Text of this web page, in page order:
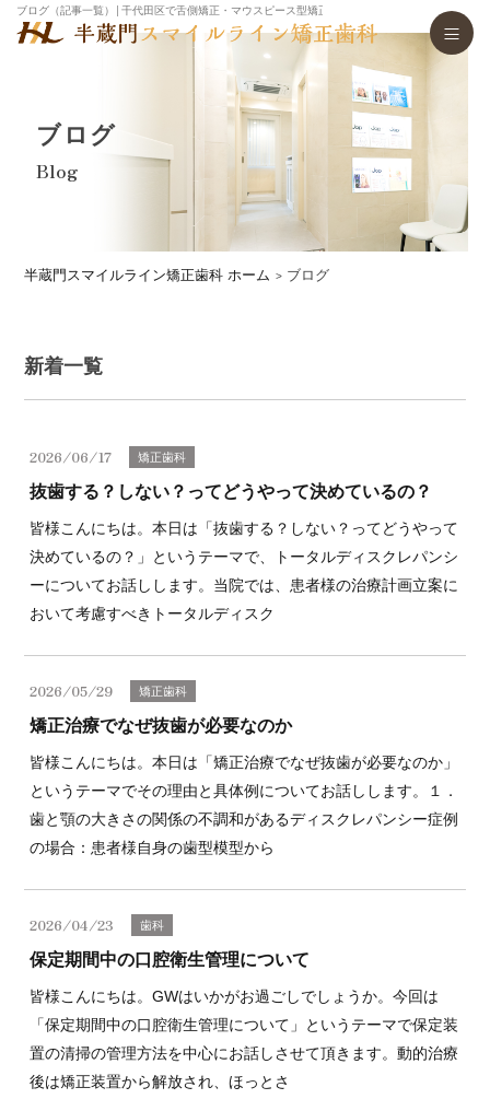
ブログ（記事一覧）│千代田区で舌側矯正・マウスピース型矯正歯科装置（インビザライン）
ブログ
Blog
半蔵門スマイルライン矯正歯科 ホーム ブログ
新着一覧
2026/06/17 矯正歯科
抜歯する？しない？ってどうやって決めているの？
皆様こんにちは。本日は「抜歯する？しない？ってどうやって
決めているの？」というテーマで、トータルディスクレパンシ
ーについてお話しします。当院では、患者様の治療計画立案に
おいて考慮すべきトータルディスク
2026/05/29 矯正歯科
矯正治療でなぜ抜歯が必要なのか
皆様こんにちは。本日は「矯正治療でなぜ抜歯が必要なのか」
というテーマでその理由と具体例についてお話しします。１．
歯と顎の大きさの関係の不調和があるディスクレパンシー症例
の場合：患者様自身の歯型模型から
2026/04/23 歯科
保定期間中の口腔衛生管理について
皆様こんにちは。GWはいかがお過ごしでしょうか。今回は
「保定期間中の口腔衛生管理について」というテーマで保定装
置の清掃の管理方法を中心にお話しさせて頂きます。動的治療
後は矯正装置から解放され、ほっとさ